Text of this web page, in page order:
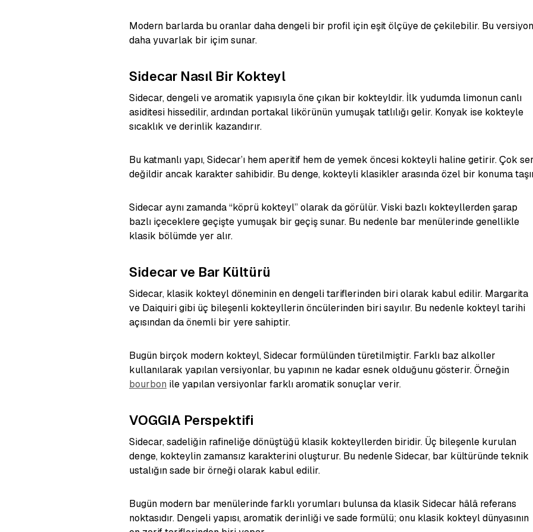
Modern barlarda bu oranlar daha dengeli bir profil için eşit ölçüye de çekilebilir. Bu versiyon
daha yuvarlak bir içim sunar.
Sidecar Nasıl Bir Kokteyl
Sidecar, dengeli ve aromatik yapısıyla öne çıkan bir kokteyldir. İlk yudumda limonun canlı
asiditesi hissedilir, ardından portakal likörünün yumuşak tatlılığı gelir. Konyak ise kokteyle
sıcaklık ve derinlik kazandırır.
Bu katmanlı yapı, Sidecar’ı hem aperitif hem de yemek öncesi kokteyli haline getirir. Çok
değildir ancak karakter sahibidir. Bu denge, kokteyli klasikler arasında özel bir konuma
Sidecar aynı zamanda “köprü kokteyl” olarak da görülür. Viski bazlı kokteyllerden şarap
bazlı içeceklere geçişte yumuşak bir geçiş sunar. Bu nedenle bar menülerinde genellikle
klasik bölümde yer alır.
Sidecar ve Bar Kültürü
Sidecar, klasik kokteyl döneminin en dengeli tariflerinden biri olarak kabul edilir. Margarita
ve Daiquiri gibi üç bileşenli kokteyllerin öncülerinden biri sayılır. Bu nedenle kokteyl tarihi
açısından da önemli bir yere sahiptir.
Bugün birçok modern kokteyl, Sidecar formülünden türetilmiştir. Farklı baz alkoller
kullanılarak yapılan versiyonlar, bu yapının ne kadar esnek olduğunu gösterir. Örneğin
bourbon ile yapılan versiyonlar farklı aromatik sonuçlar verir.
VOGGIA Perspektifi
Sidecar, sadeliğin rafineliğe dönüştüğü klasik kokteyllerden biridir. Üç bileşenle kurulan
denge, kokteylin zamansız karakterini oluşturur. Bu nedenle Sidecar, bar kültüründe teknik
ustalığın sade bir örneği olarak kabul edilir.
Bugün modern bar menülerinde farklı yorumları bulunsa da klasik Sidecar hâlâ referans
noktasıdır. Dengeli yapısı, aromatik derinliği ve sade formülü; onu klasik kokteyl dünyasının